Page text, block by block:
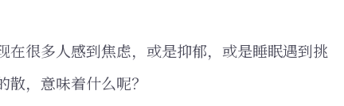
在很多人感到焦虑，或是抑郁，或是睡眠遇到挑
，意味着什么呢？